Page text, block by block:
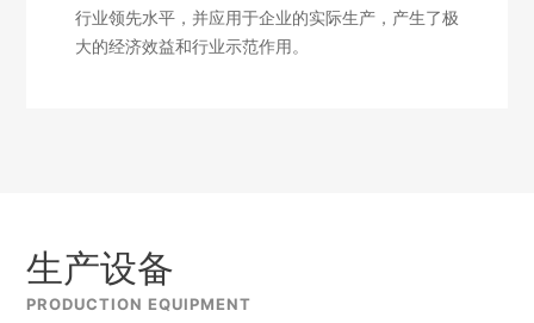
行业领先水平，并应用于企业的实际生产，产生了极
大的经济效益和行业示范作用。
生产设备
PRODUCTION EQUIPMENT